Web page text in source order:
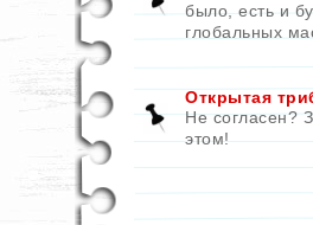
было, есть и
глобальных
Открытая
Не согласен?
этом!